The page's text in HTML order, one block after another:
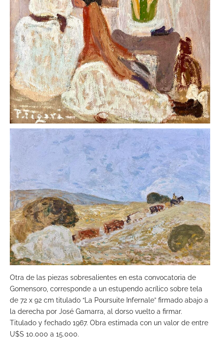
Otra de las piezas sobresalientes en esta convocatoria de
Gomensoro, corresponde a un estupendo acrílico sobre tela
de 72 x 92 cm titulado “La Poursuite Infernale” firmado abajo a
la derecha por José Gamarra, al dorso vuelto a firmar.
Titulado y fechado 1967. Obra estimada con un valor de entre
U$S 10.000 a 15.000.